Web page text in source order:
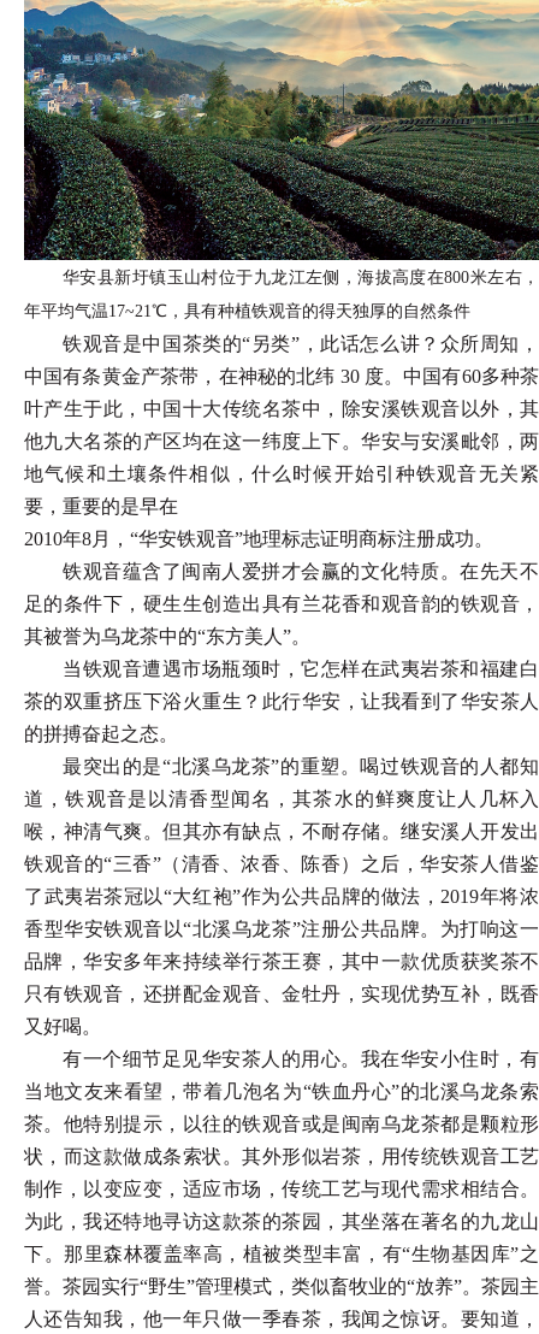
华安县新圩镇玉山村位于九龙江左侧，海拔高度在800米左右，
年平均气温17~21℃，具有种植铁观音的得天独厚的自然条件
铁观音是中国茶类的“另类”，此话怎么讲？众所周知，
中国有条黄金产茶带，在神秘的北纬 30 度。中国有60多种茶
叶产生于此，中国十大传统名茶中，除安溪铁观音以外，其
他九大名茶的产区均在这一纬度上下。华安与安溪毗邻，两
地气候和土壤条件相似，什么时候开始引种铁观音无关紧
要，重要的是早在
2010年8月，“华安铁观音”地理标志证明商标注册成功。
铁观音蕴含了闽南人爱拼才会赢的文化特质。在先天不
足的条件下，硬生生创造出具有兰花香和观音韵的铁观音，
其被誉为乌龙茶中的“东方美人”。
当铁观音遭遇市场瓶颈时，它怎样在武夷岩茶和福建白
茶的双重挤压下浴火重生？此行华安，让我看到了华安茶人
的拼搏奋起之态。
最突出的是“北溪乌龙茶”的重塑。喝过铁观音的人都知
道，铁观音是以清香型闻名，其茶水的鲜爽度让人几杯入
喉，神清气爽。但其亦有缺点，不耐存储。继安溪人开发出
铁观音的“三香”（清香、浓香、陈香）之后，华安茶人借鉴
了武夷岩茶冠以“大红袍”作为公共品牌的做法，2019年将浓
香型华安铁观音以“北溪乌龙茶”注册公共品牌。为打响这一
品牌，华安多年来持续举行茶王赛，其中一款优质获奖茶不
只有铁观音，还拼配金观音、金牡丹，实现优势互补，既香
又好喝。
有一个细节足见华安茶人的用心。我在华安小住时，有
当地文友来看望，带着几泡名为“铁血丹心”的北溪乌龙条索
茶。他特别提示，以往的铁观音或是闽南乌龙茶都是颗粒形
状，而这款做成条索状。其外形似岩茶，用传统铁观音工艺
制作，以变应变，适应市场，传统工艺与现代需求相结合。
为此，我还特地寻访这款茶的茶园，其坐落在著名的九龙山
下。那里森林覆盖率高，植被类型丰富，有“生物基因库”之
誉。茶园实行“野生”管理模式，类似畜牧业的“放养”。茶园主
人还告知我，他一年只做一季春茶，我闻之惊讶。要知道，